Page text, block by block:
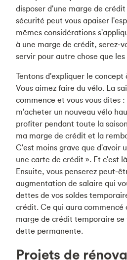
disposer d'une marge de
sécurité peut vous apaiser
mêmes considérations
à une marge de crédit,
servir pour autre chose que les
Tentons d'expliquer le concept
Vous aimez faire du vélo. La
commence et vous vous dites
m'acheter un nouveau vélo
profiter pendant toute la
ma marge de crédit et la
C'est moins grave que d'avoir
une carte de crédit ». Et c'est
Ensuite, vous penserez
augmentation de salaire qui
dettes de vos soldes
crédit. Ce qui aura commencé
marge de crédit temporaire
dette permanente.
Projets de